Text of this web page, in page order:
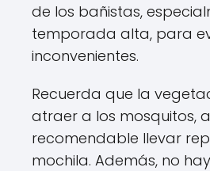
de los bañistas,
temporada alta, para
inconvenientes.
Recuerda que la
atraer a los mosquitos,
recomendable llevar
mochila. Además, no